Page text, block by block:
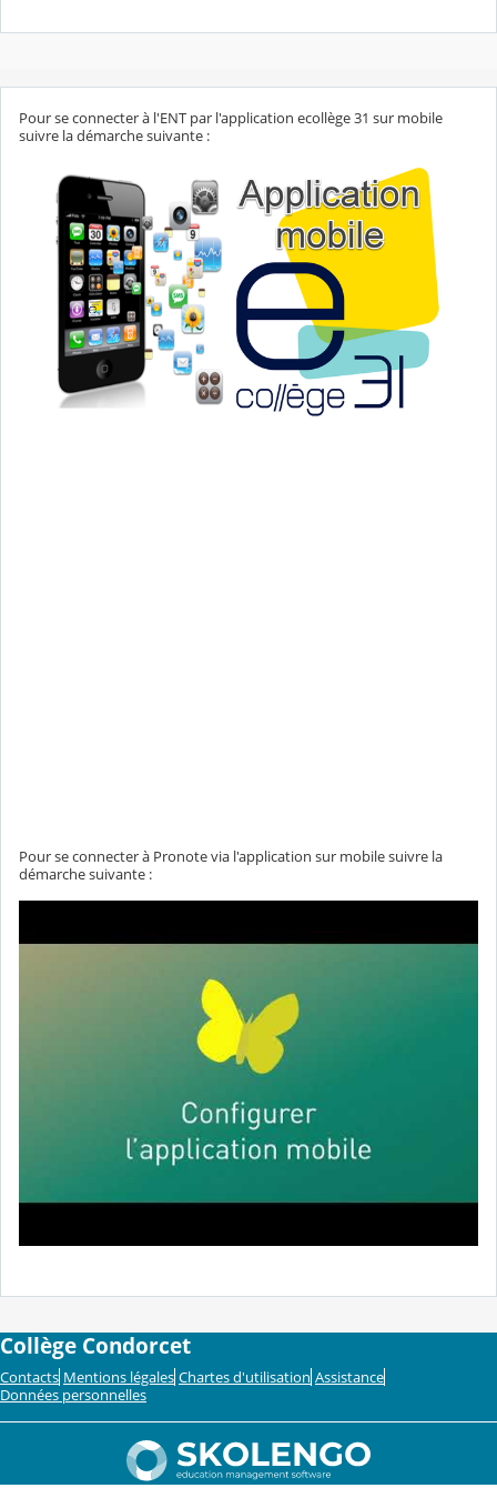
Pour se connecter à l'ENT par l'application ecollège 31 sur mobile
suivre la démarche suivante :
Pour se connecter à Pronote via l'application sur mobile suivre la
démarche suivante :
Collège Condorcet
Contacts Mentions légales Chartes d'utilisation Assistance
Données personnelles